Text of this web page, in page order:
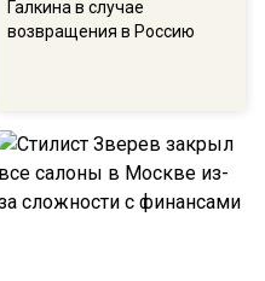
Галкина в случае
возвращения в Россию